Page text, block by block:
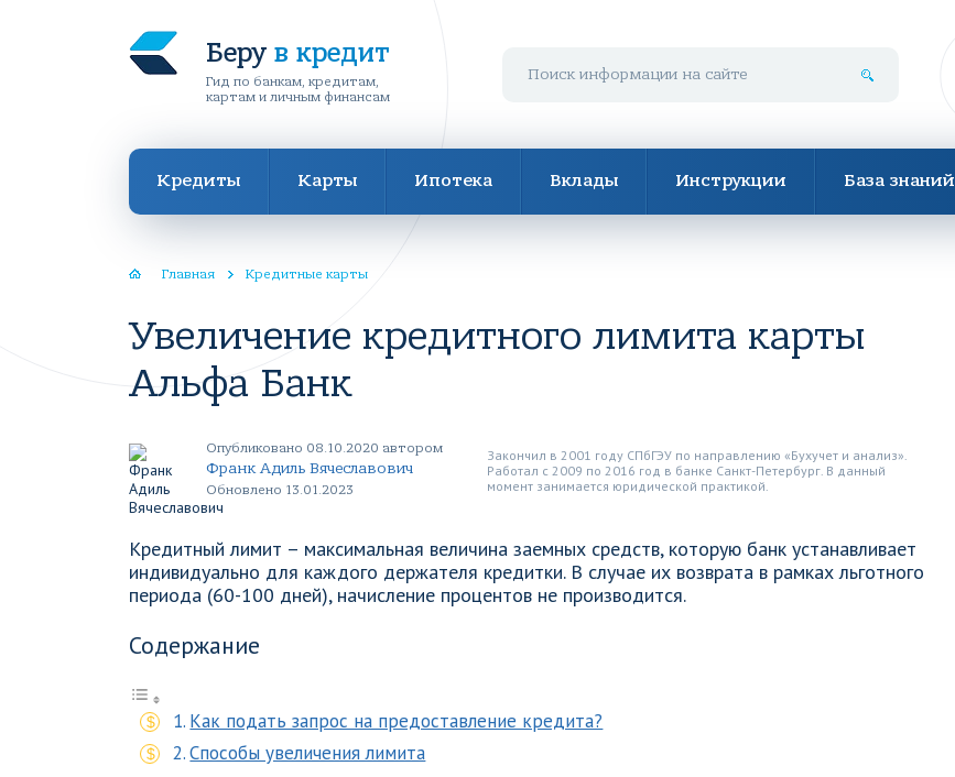
Беру в кредит
Гид по банкам, кредитам,
картам и личным финансам
Кредиты Карты Ипотека Вклады Инструкции База знаний
Главная Кредитные карты
Увеличение кредитного лимита карты
Альфа Банк
Опубликовано 08.10.2020 автором
Франк Адиль Вячеславович
Обновлено 13.01.2023
Закончил в 2001 году СПбГЭУ по направлению «Бухучет и анализ».
Работал с 2009 по 2016 год в банке Санкт-Петербург. В данный
момент занимается юридической практикой.
Кредитный лимит – максимальная величина заемных средств, которую банк устанавливает
индивидуально для каждого держателя кредитки. В случае их возврата в рамках льготного
периода (60-100 дней), начисление процентов не производится.
Содержание
Как подать запрос на предоставление кредита?
Способы увеличения лимита